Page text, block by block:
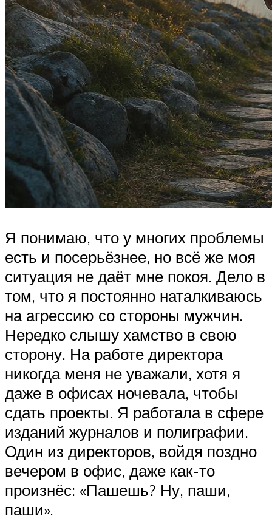
Я понимаю, что у многих проблемы
есть и посерьёзнее, но всё же моя
ситуация не даёт мне покоя. Дело в
том, что я постоянно наталкиваюсь
на агрессию со стороны мужчин.
Нередко слышу хамство в свою
сторону. На работе директора
никогда меня не уважали, хотя я
даже в офисах ночевала, чтобы
сдать проекты. Я работала в сфере
изданий журналов и полиграфии.
Один из директоров, войдя поздно
вечером в офис, даже как-то
произнёс: «Пашешь? Ну, паши,
паши».